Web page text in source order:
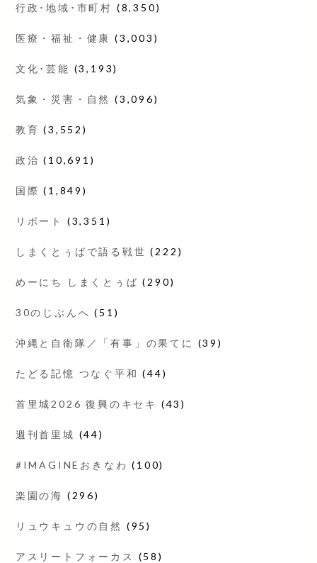
行政･地域･市町村 (8,350)
医療・福祉・健康 (3,003)
文化･芸能 (3,193)
気象・災害・自然 (3,096)
教育 (3,552)
政治 (10,691)
国際 (1,849)
リポート (3,351)
しまくとぅばで語る戦世 (222)
めーにち しまくとぅば (290)
30のじぶんへ (51)
沖縄と自衛隊／「有事」の果てに (39)
たどる記憶 つなぐ平和 (44)
首里城2026 復興のキセキ (43)
週刊首里城 (44)
#IMAGINEおきなわ (100)
楽園の海 (296)
リュウキュウの自然 (95)
アスリートフォーカス (58)